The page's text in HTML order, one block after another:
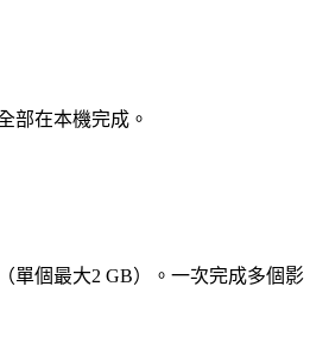
部在本機完成。
單個最大2 GB）。一次完成多個影